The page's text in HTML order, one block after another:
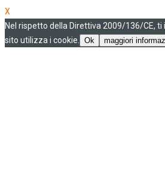
X
Nel rispetto della Direttiva 2009/136/CE,
sito utilizza i cookie.
Ok maggiori